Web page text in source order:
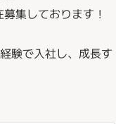
集しております！
験で入社し、成長す